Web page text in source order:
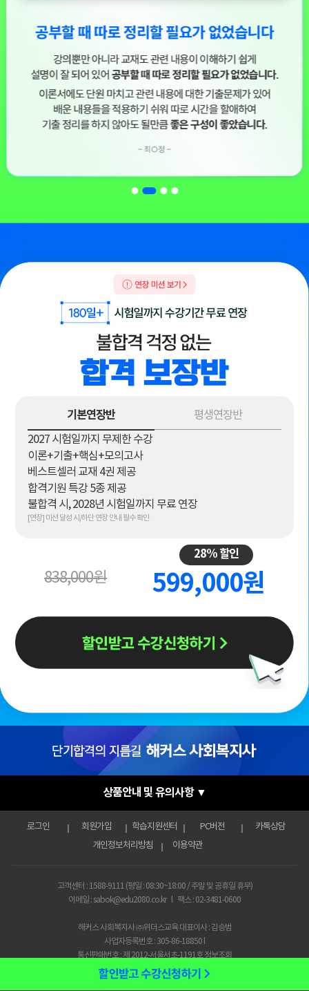
기본연장반 평생연장반
2027 시험일까지 무제한 수강
이론+기출+핵심+모의고사
베스트셀러 교재 4권 제공
합격기원 특강 5종 제공
불합격 시, 2028년 시험일까지 무료 연장
[연장] 미션 달성 시/하단 연장 안내 필수 확인
28% 할인
838,000원 599,000원
상품안내 및 유의사항 ▼
로그인 회원가입 학습지원센터 PC버전
카톡상담
개인정보처리방침
이용약관
고객센터 : 1588-9111 (평일 : 08:30~18:00 / 주말 및 공휴일 휴무)
이메일 : sabok@edu2080.co.kr
팩스 : 02-3481-0600
해커스 사회복지사 ㈜위더스교육 대표이사 : 김승범
사업자등록번호 : 305-86-18850 l
통신판매번호 : 제 2012-서울서초-1191호정보조회